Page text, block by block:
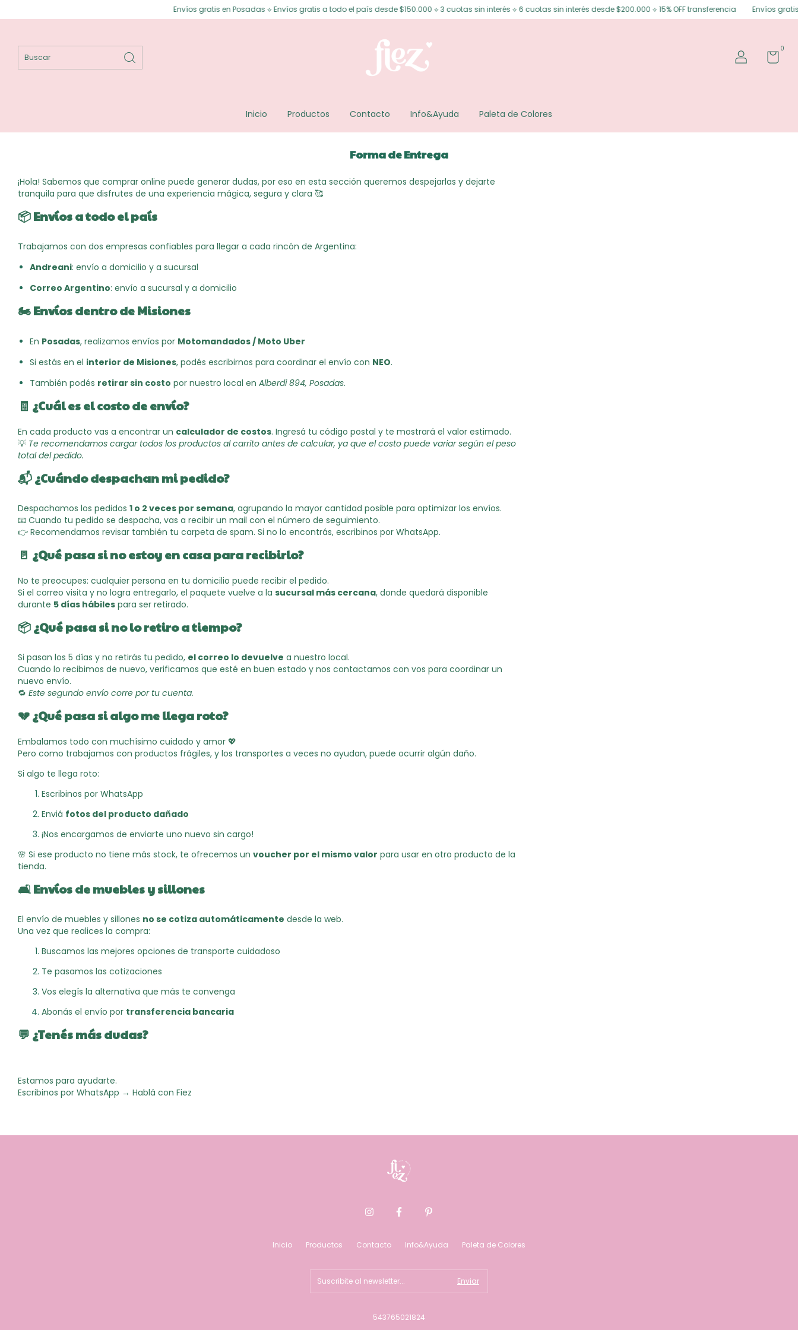
Envíos gratis en Posadas ⟡ Envíos gratis a todo el país desde $150.000 ⟡ 3 cuotas sin interés ⟡ 6 cuotas sin interés desde $200.000 ⟡ 15% OFF transferencia Envíos gratis en
0
Inicio Productos Contacto Info&Ayuda Paleta de Colores
Forma de Entrega
¡Hola! Sabemos que comprar online puede generar dudas, por eso en esta sección queremos despejarlas y dejarte
tranquila para que disfrutes de una experiencia mágica, segura y clara 🥰
📦Envíos a todo el país
Trabajamos con dos empresas confiables para llegar a cada rincón de Argentina:
Andreani: envío a domicilio y a sucursal
Correo Argentino: envío a sucursal y a domicilio
🏍️Envíos dentro de Misiones
En Posadas, realizamos envíos por Motomandados / Moto Uber
Si estás en el interior de Misiones, podés escribirnos para coordinar el envío con NEO.
También podés retirar sin costo por nuestro local en Alberdi 894, Posadas.
🧾 ¿Cuál es el costo de envío?
En cada producto vas a encontrar un calculador de costos. Ingresá tu código postal y te mostrará el valor estimado.
💡 Te recomendamos cargar todos los productos al carrito antes de calcular, ya que el costo puede variar según el peso
total del pedido.
📬¿Cuándo despachan mi pedido?
Despachamos los pedidos 1 o 2 veces por semana, agrupando la mayor cantidad posible para optimizar los envíos.
📧 Cuando tu pedido se despacha, vas a recibir un mail con el número de seguimiento.
👉 Recomendamos revisar también tu carpeta de spam. Si no lo encontrás, escribinos por WhatsApp.
🚪 ¿Qué pasa si no estoy en casa para recibirlo?
No te preocupes: cualquier persona en tu domicilio puede recibir el pedido.
Si el correo visita y no logra entregarlo, el paquete vuelve a la sucursal más cercana, donde quedará disponible
durante 5 días hábiles para ser retirado.
📦¿Qué pasa si no lo retiro a tiempo?
Si pasan los 5 días y no retirás tu pedido, el correo lo devuelve a nuestro local.
Cuando lo recibimos de nuevo, verificamos que esté en buen estado y nos contactamos con vos para coordinar un
nuevo envío.
🔁 Este segundo envío corre por tu cuenta.
💔¿Qué pasa si algo me llega roto?
Embalamos todo con muchísimo cuidado y amor 💖
Pero como trabajamos con productos frágiles, y los transportes a veces no ayudan, puede ocurrir algún daño.
Si algo te llega roto:
Escribinos por WhatsApp
Enviá fotos del producto dañado
¡Nos encargamos de enviarte uno nuevo sin cargo!
🌸 Si ese producto no tiene más stock, te ofrecemos un voucher por el mismo valor para usar en otro producto de la
tienda.
🛋️Envíos de muebles y sillones
El envío de muebles y sillones no se cotiza automáticamente desde la web.
Una vez que realices la compra:
Buscamos las mejores opciones de transporte cuidadoso
Te pasamos las cotizaciones
Vos elegís la alternativa que más te convenga
Abonás el envío por transferencia bancaria
💬 ¿Tenés más dudas?
Estamos para ayudarte.
Escribinos por WhatsApp → Hablá con Fiez
Inicio Productos Contacto Info&Ayuda Paleta de Colores
543765021824